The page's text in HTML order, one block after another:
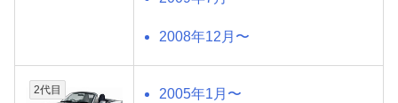
2008年12月〜
2代目 2005年1月〜